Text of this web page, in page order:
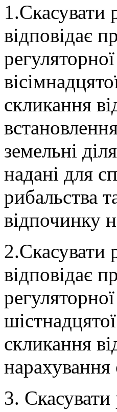
1.Скасувати
відповідає
скликання
земельні
надані для
рибальства
відпочинку
2.Скасувати
відповідає
скликання
3.